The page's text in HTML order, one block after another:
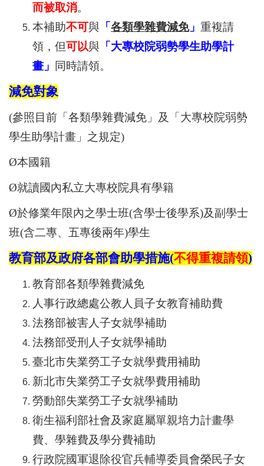
而被取消。
本補助不可與 「 各類學雜費減免」 重複請
領，但可以與 「 大專校院弱勢學生助學計
畫 」 同時請領。
減免對象
(參照目前「 各類學雜費減免 」及「 大專校院弱勢
學生助學計畫 」之規定)
Ø本國籍
Ø就讀國內私立大專校院具有學籍
Ø於修業年限內之學士班(含學士後學系)及副學士
班(含二專、五專後兩年)學生
教育部及政府各部會助學措施(不得重複請領)
教育部各類學雜費減免
人事行政總處公教人員子女教育補助費
法務部被害人子女就學補助
法務部受刑人子女就學補助
臺北市失業勞工子女就學費用補助
新北市失業勞工子女就學費用補助
勞動部失業勞工子女就學補助
衛生福利部社會及家庭屬單親培力計畫學
費、 學雜費及學分費補助
行政院國軍退除役官兵輔導委員會榮民子女